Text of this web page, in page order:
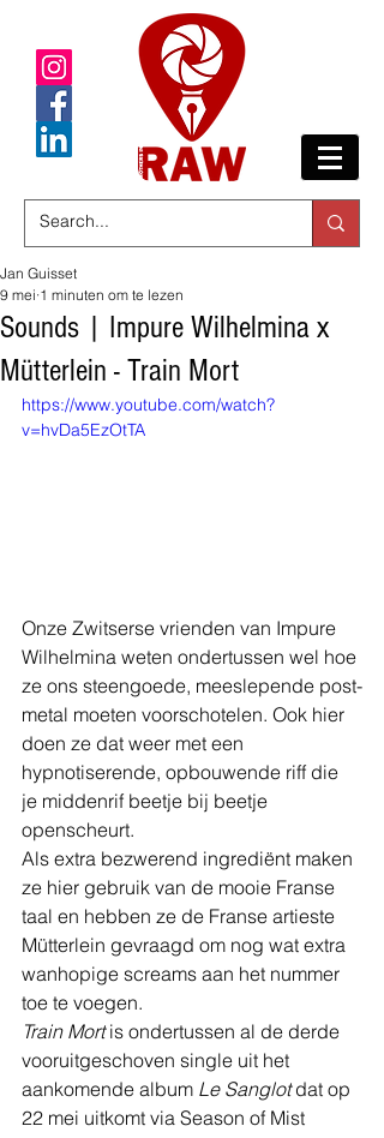
Sounds | Impure Wilhelmina x
Mütterlein - Train Mort
Jan Guisset
9 mei 1 minuten om te lezen
https://www.youtube.com/watch?
v=hvDa5EzOtTA
Onze Zwitserse vrienden van Impure
Wilhelmina weten ondertussen wel hoe
ze ons steengoede, meeslepende post-
metal moeten voorschotelen. Ook hier
doen ze dat weer met een
hypnotiserende, opbouwende riff die
je middenrif beetje bij beetje
openscheurt.
Als extra bezwerend ingrediënt maken
ze hier gebruik van de mooie Franse
taal en hebben ze de Franse artieste
Mütterlein gevraagd om nog wat extra
wanhopige screams aan het nummer
toe te voegen.
Train Mort is ondertussen al de derde
vooruitgeschoven single uit het
aankomende album Le Sanglot dat op
22 mei uitkomt via Season of Mist